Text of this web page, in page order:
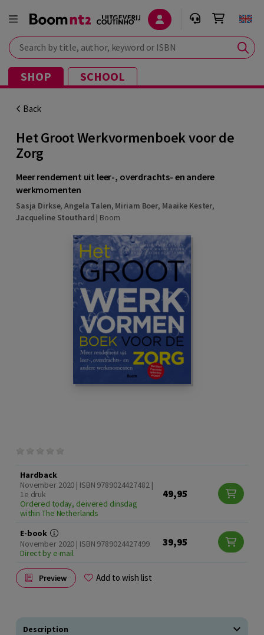
Search by title, author, keyword or ISBN
SHOP SCHOOL
Back
Het Groot Werkvormenboek voor de
Zorg
Meer rendement uit leer-, overdrachts- en andere
werkmomenten
Sasja Dirkse,Angela Talen, Miriam Boer, Maaike Kester,
Jacqueline Stouthard | Boom
Hardback
November 2020 | ISBN 9789024427482 |
1e druk
Ordered today, deivered dinsdag
within The Netherlands
49,95
E-book
November 2020 | ISBN 9789024427499
Direct by e-mail
39,95
Preview Add to wish list
Description